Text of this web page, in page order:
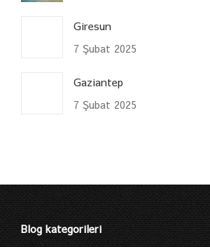
Giresun
7 Şubat 2025
Gaziantep
7 Şubat 2025
Blog kategorileri